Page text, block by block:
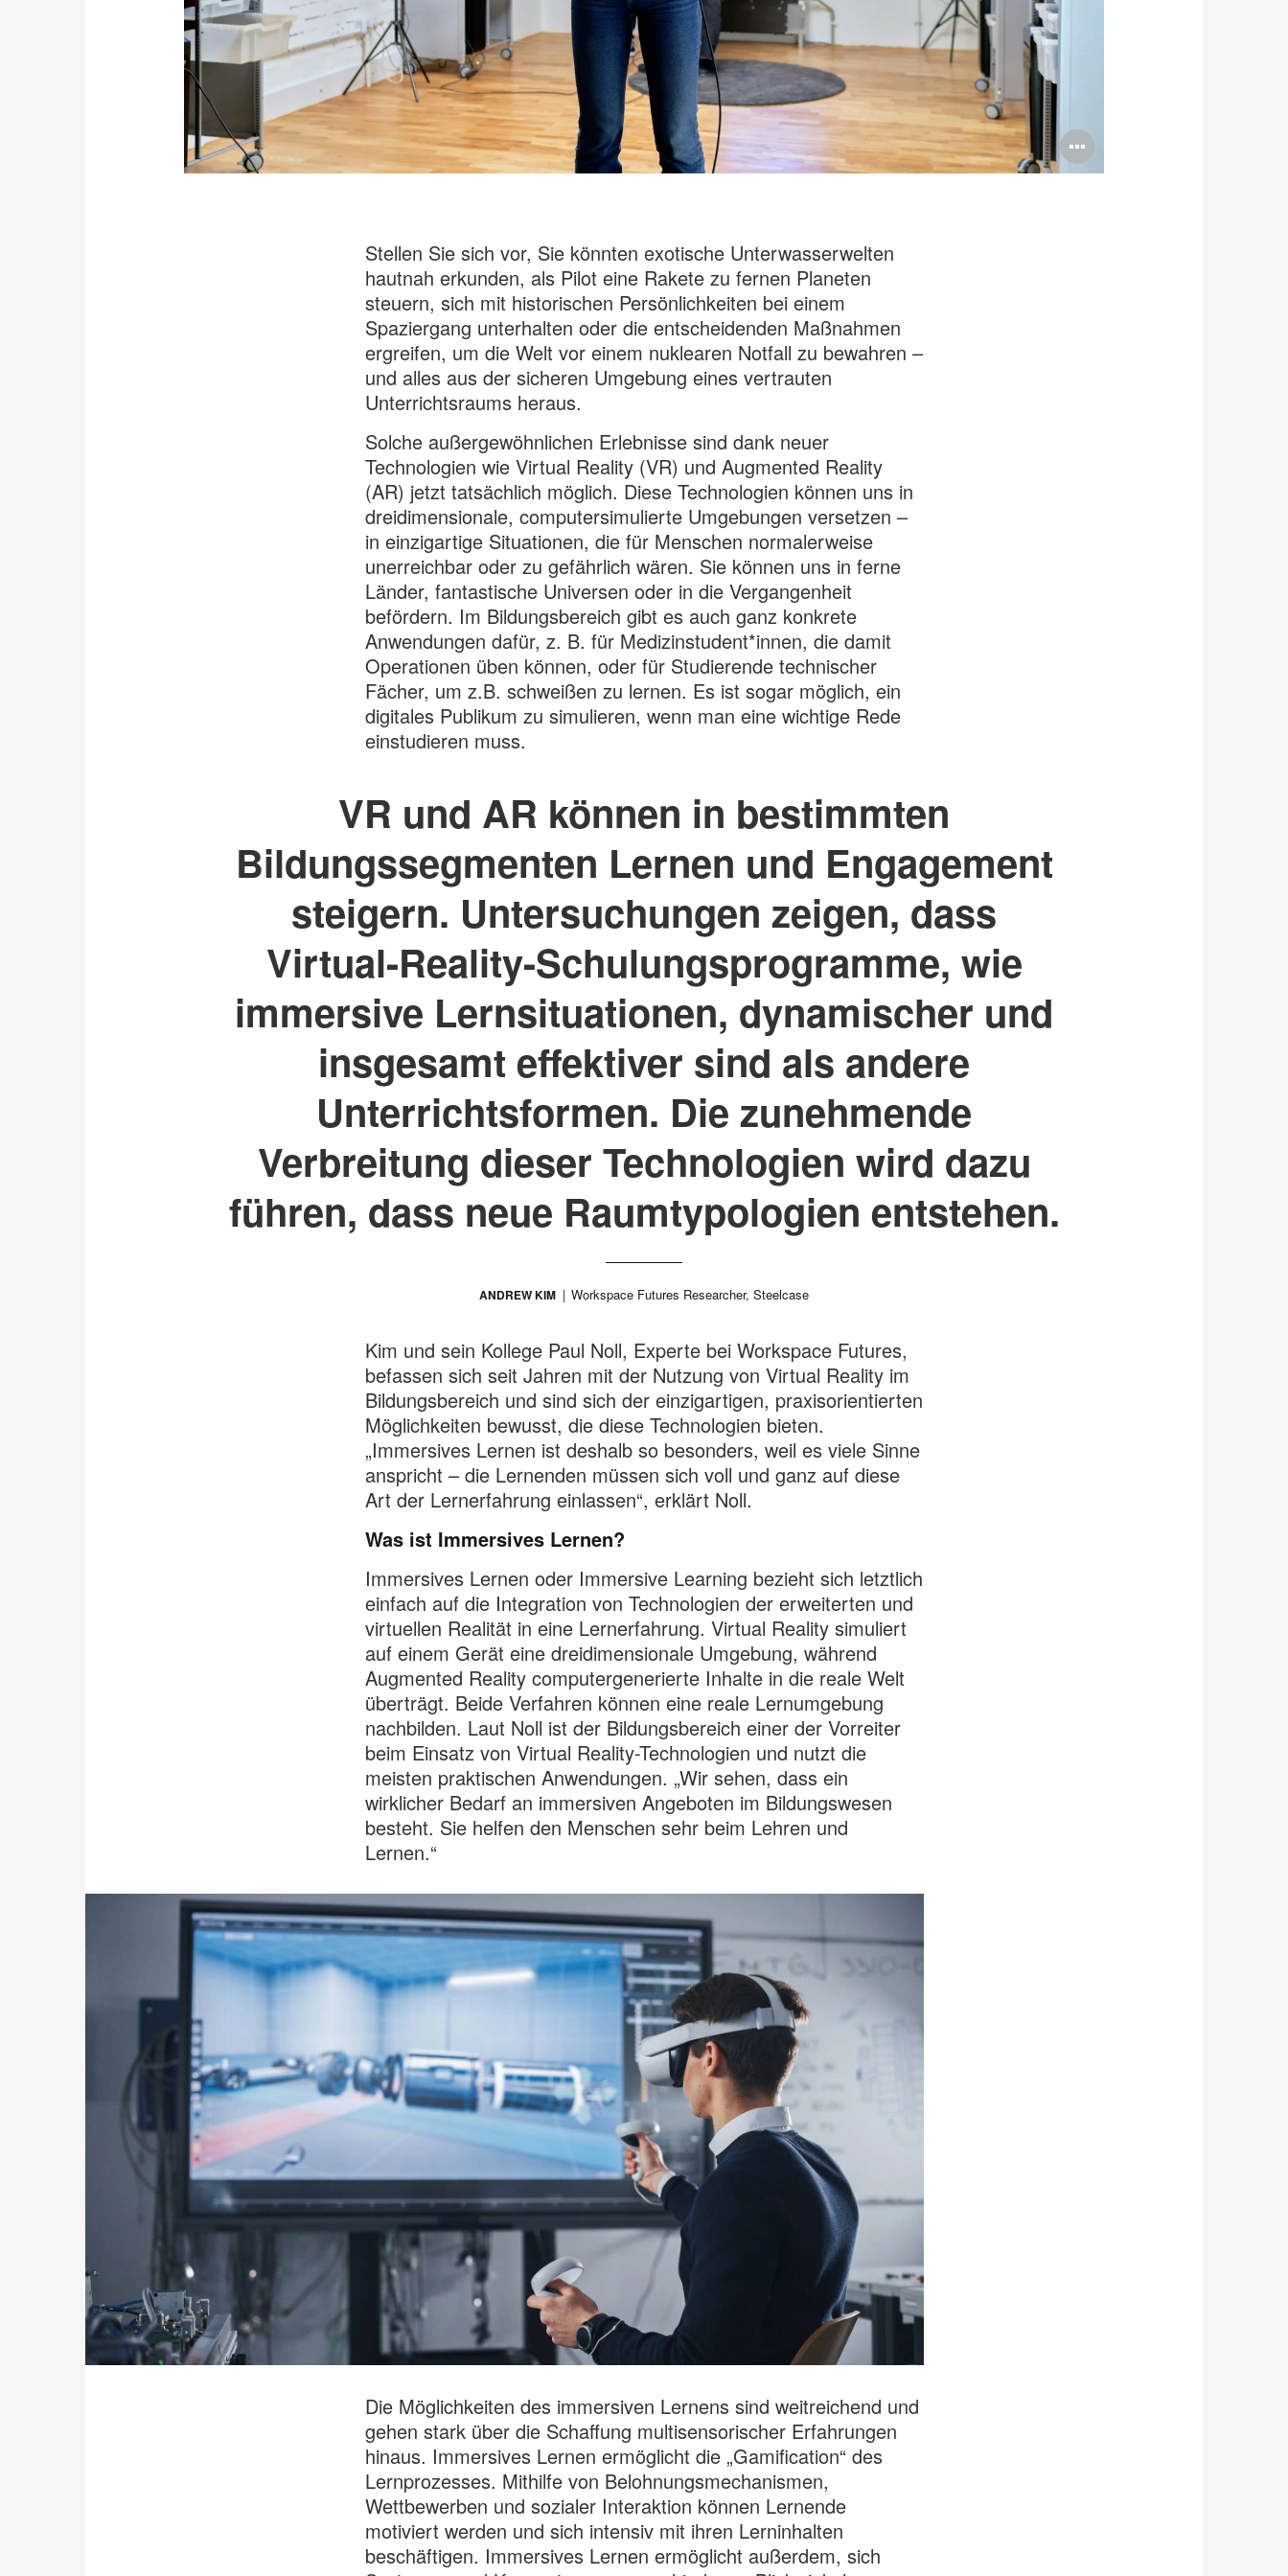
öffnen
Stellen Sie sich vor, Sie könnten exotische Unterwasserwelten
hautnah erkunden, als Pilot eine Rakete zu fernen Planeten
steuern, sich mit historischen Persönlichkeiten bei einem
Spaziergang unterhalten oder die entscheidenden Maßnahmen
ergreifen, um die Welt vor einem nuklearen Notfall zu bewahren –
und alles aus der sicheren Umgebung eines vertrauten
Unterrichtsraums heraus.
Solche außergewöhnlichen Erlebnisse sind dank neuer
Technologien wie Virtual Reality (VR) und Augmented Reality
(AR) jetzt tatsächlich möglich. Diese Technologien können uns in
dreidimensionale, computersimulierte Umgebungen versetzen –
in einzigartige Situationen, die für Menschen normalerweise
unerreichbar oder zu gefährlich wären. Sie können uns in ferne
Länder, fantastische Universen oder in die Vergangenheit
befördern. Im Bildungsbereich gibt es auch ganz konkrete
Anwendungen dafür, z. B. für Medizinstudent*innen, die damit
Operationen üben können, oder für Studierende technischer
Fächer, um z.B. schweißen zu lernen. Es ist sogar möglich, ein
digitales Publikum zu simulieren, wenn man eine wichtige Rede
einstudieren muss.
VR und AR können in bestimmten
Bildungssegmenten Lernen und Engagement
steigern. Untersuchungen zeigen, dass
Virtual-Reality-Schulungsprogramme, wie
immersive Lernsituationen, dynamischer und
insgesamt effektiver sind als andere
Unterrichtsformen. Die zunehmende
Verbreitung dieser Technologien wird dazu
führen, dass neue Raumtypologien entstehen.
ANDREW KIM Workspace Futures Researcher, Steelcase
Kim und sein Kollege Paul Noll, Experte bei Workspace Futures,
befassen sich seit Jahren mit der Nutzung von Virtual Reality im
Bildungsbereich und sind sich der einzigartigen, praxisorientierten
Möglichkeiten bewusst, die diese Technologien bieten.
„Immersives Lernen ist deshalb so besonders, weil es viele Sinne
anspricht – die Lernenden müssen sich voll und ganz auf diese
Art der Lernerfahrung einlassen“, erklärt Noll.
Was ist Immersives Lernen?
Immersives Lernen oder Immersive Learning bezieht sich letztlich
einfach auf die Integration von Technologien der erweiterten und
virtuellen Realität in eine Lernerfahrung. Virtual Reality simuliert
auf einem Gerät eine dreidimensionale Umgebung, während
Augmented Reality computergenerierte Inhalte in die reale Welt
überträgt. Beide Verfahren können eine reale Lernumgebung
nachbilden. Laut Noll ist der Bildungsbereich einer der Vorreiter
beim Einsatz von Virtual Reality-Technologien und nutzt die
meisten praktischen Anwendungen. „Wir sehen, dass ein
wirklicher Bedarf an immersiven Angeboten im Bildungswesen
besteht. Sie helfen den Menschen sehr beim Lehren und
Lernen.“
Die Möglichkeiten des immersiven Lernens sind weitreichend und
gehen stark über die Schaffung multisensorischer Erfahrungen
hinaus. Immersives Lernen ermöglicht die „Gamification“ des
Lernprozesses. Mithilfe von Belohnungsmechanismen,
Wettbewerben und sozialer Interaktion können Lernende
motiviert werden und sich intensiv mit ihren Lerninhalten
beschäftigen. Immersives Lernen ermöglicht außerdem, sich